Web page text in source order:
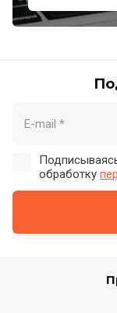
обработку